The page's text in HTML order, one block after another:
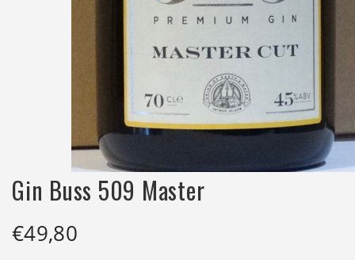
Gin Buss 509 Master
€49,80